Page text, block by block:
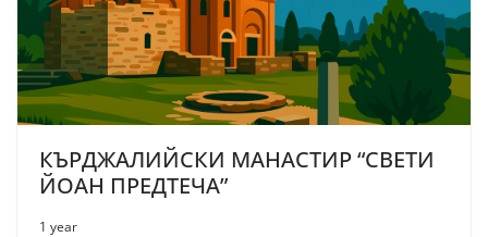
КЪРДЖАЛИЙСКИ МАНАСТИР “СВЕТИ
ЙОАН ПРЕДТЕЧА”
1 year